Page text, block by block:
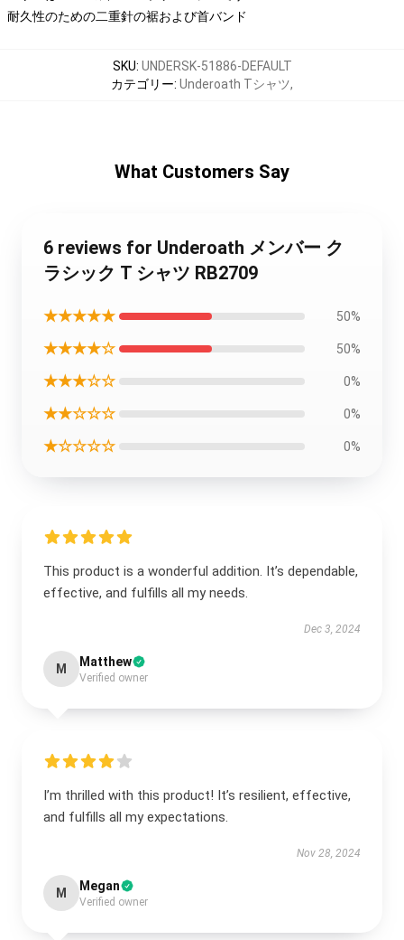
耐久性のための二重針の裾および首バンド
SKU: UNDERSK-51886-DEFAULT
カテゴリー: Underoath Tシャツ,
What Customers Say
6 reviews for Underoath メンバー ク
ラシック T シャツ RB2709
★★★★★ 50%
★★★★☆ 50%
★★★☆☆ 0%
★★☆☆☆ 0%
★☆☆☆☆ 0%
This product is a wonderful addition. It’s dependable,
effective, and fulfills all my needs.
Dec 3, 2024
M Matthew
Verified owner
I’m thrilled with this product! It’s resilient, effective,
and fulfills all my expectations.
Nov 28, 2024
M Megan
Verified owner